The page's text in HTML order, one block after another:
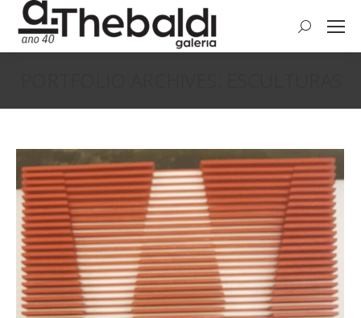
Search: